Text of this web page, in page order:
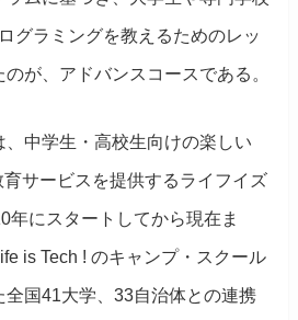
グラミングを教えるためのレッ
が、アドバンスコースである。
中学生・高校生向けの楽しい
育サービスを提供するライフイズ
年にスタートしてから現在ま
is Tech ! のキャンプ・スクール
全国41大学、33自治体との連携